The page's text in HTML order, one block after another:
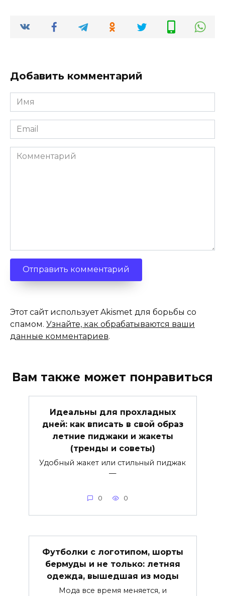
Добавить комментарий
Имя
*
Email
*
Комментарий
Этот сайт использует Akismet для борьбы со
спамом. Узнайте, как обрабатываются ваши
данные комментариев.
Вам также может понравиться
Идеальны для прохладных
дней: как вписать в свой образ
летние пиджаки и жакеты
(тренды и советы)
Удобный жакет или стильный пиджак
—
0 0
Футболки с логотипом, шорты
бермуды и не только: летняя
одежда, вышедшая из моды
Мода все время меняется, и